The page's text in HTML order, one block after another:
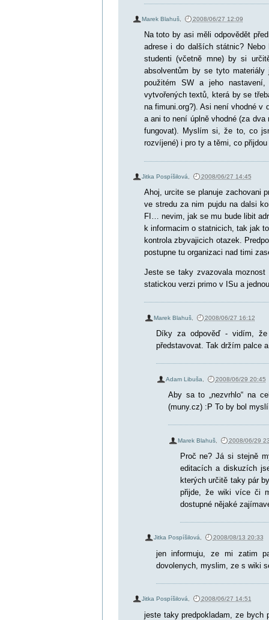
Marek Blahuš, 2008/06/27 12:09
Na toto by asi měli odpovědět
adrese i do dalších státnic?
studenti (včetně mne) by si
absolventům by se tyto
použitém SW a jeho nastavení,
vytvořených textů, která by se
na fimuni.org?). Asi není vhodné v
a ani to není úplně vhodné (za
fungovat). Myslím si, že to, co
rozvíjené) i pro ty a těmi, co přijdou
Jitka Pospíšilová 2008/06/27 14:45
Ahoj, urcite se planuje zachovani
ve stredu za nim pujdu na dalsi
FI… nevim, jak se mu bude libit
k informacim o statnicich, tak jak
kontrola zbyvajicich otazek.
postupne tu organizaci nad timi
Jeste se taky zvazovala
statickou verzi primo v ISu a
Marek Blahuš, 2008/06/27 16:12
Díky za odpověď - vidím,
představovat. Tak držím palce
Adam Libuša 2008/06/29 20:45
Aby sa to „nezvrhlo“ na
(muny.cz) :P To by bol
Marek Blahuš, 2008/06/29
Proč ne? Já si stejně
editacích a diskuzích
kterých určitě taky pár
přijde, že wiki více či
dostupné nějaké
Jitka Pospíšilová, 2008/08/13 20:33
jen informuju, ze mi zatim
dovolenych, myslim, ze s wiki
Jitka Pospíšilová, 2008/06/27 14:51
jeste taky predpokladam, ze